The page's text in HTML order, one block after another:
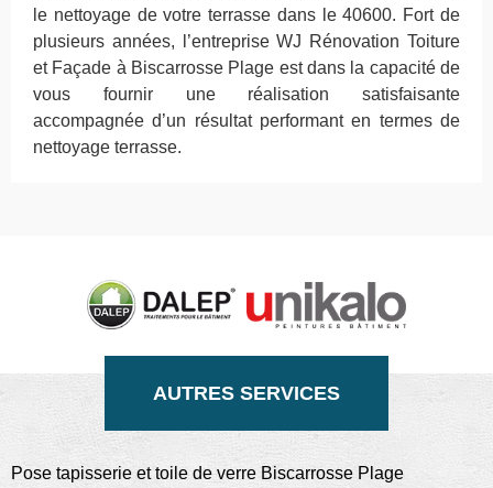
le nettoyage de votre terrasse dans le 40600. Fort de
plusieurs années, l’entreprise WJ Rénovation Toiture
et Façade à Biscarrosse Plage est dans la capacité de
vous fournir une réalisation satisfaisante
accompagnée d’un résultat performant en termes de
nettoyage terrasse.
AUTRES SERVICES
Pose tapisserie et toile de verre Biscarrosse Plage